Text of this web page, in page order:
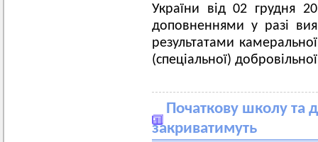
України від 02 грудня
доповненнями у разі
результатами
(спеціальної)
Початкову школу та
закриватимуть